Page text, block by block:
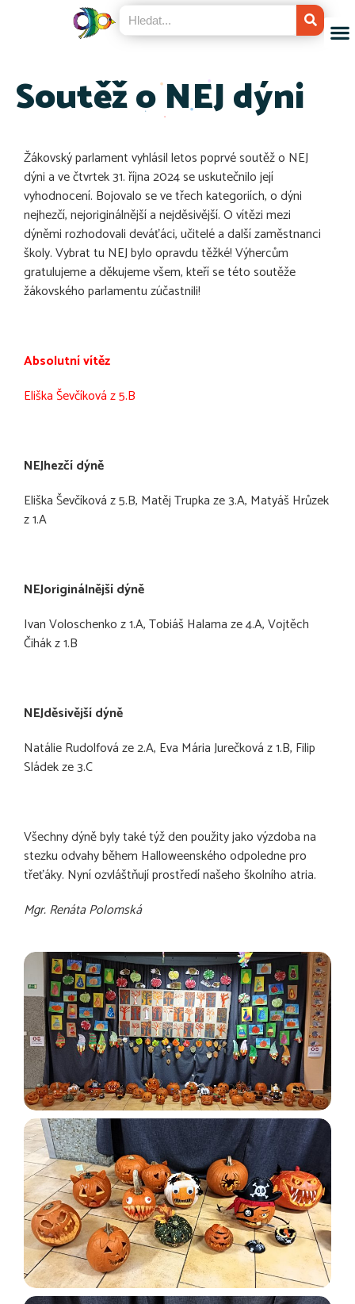
Soutěž o NEJ dýni
Žákovský parlament vyhlásil letos poprvé soutěž o NEJ
dýni a ve čtvrtek 31. října 2024 se uskutečnilo její
vyhodnocení. Bojovalo se ve třech kategoriích, o dýni
nejhezčí, nejoriginálnější a nejděsivější. O vítězi mezi
dýněmi rozhodovali deváťáci, učitelé a další zaměstnanci
školy. Vybrat tu NEJ bylo opravdu těžké! Výhercům
gratulujeme a děkujeme všem, kteří se této soutěže
žákovského parlamentu zúčastnili!
Absolutní vítěz
Eliška Ševčíková z 5.B
NEJhezčí dýně
Eliška Ševčíková z 5.B, Matěj Trupka ze 3.A, Matyáš Hrůzek
z 1.A
NEJoriginálnější dýně
Ivan Voloschenko z 1.A, Tobiáš Halama ze 4.A, Vojtěch
Čihák z 1.B
NEJděsivější dýně
Natálie Rudolfová ze 2.A, Eva Mária Jurečková z 1.B, Filip
Sládek ze 3.C
Všechny dýně byly také týž den použity jako výzdoba na
stezku odvahy během Halloweenského odpoledne pro
třeťáky. Nyní ozvláštňují prostředí našeho školního atria.
Mgr. Renáta Polomská